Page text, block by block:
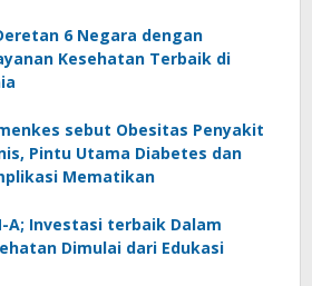
6 Negara dengan
Kesehatan Terbaik di
sebut Obesitas Penyakit
Pintu Utama Diabetes dan
Mematikan
A; Investasi terbaik Dalam
Dimulai dari Edukasi